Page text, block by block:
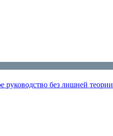
руководство без лишней теории